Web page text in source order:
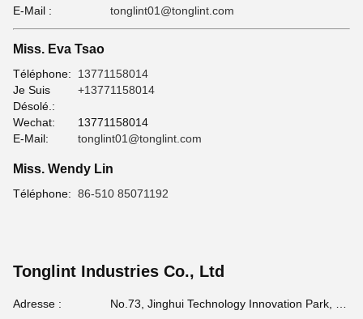
E-Mail :
tonglint01@tonglint.com
Miss. Eva Tsao
Téléphone:
13771158014
Je Suis
Désolé.:
+13771158014
Wechat:
13771158014
E-Mail:
tonglint01@tonglint.com
Miss. Wendy Lin
Téléphone: 86-510 85071192
Tonglint Industries Co., Ltd
Adresse :